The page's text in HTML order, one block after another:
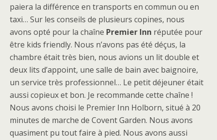
paiera la différence en transports en commun ou en
taxi… Sur les conseils de plusieurs copines, nous
avons opté pour la chaîne Premier Inn réputée pour
être kids friendly. Nous n’avons pas été déçus, la
chambre était très bien, nous avions un lit double et
deux lits d’appoint, une salle de bain avec baignoire,
un service très professionnel… Le petit déjeuner était
aussi copieux et bon. Je recommande cette chaîne !
Nous avons choisi le Premier Inn Holborn, situé à 20
minutes de marche de Covent Garden. Nous avons
quasiment pu tout faire à pied. Nous avons aussi